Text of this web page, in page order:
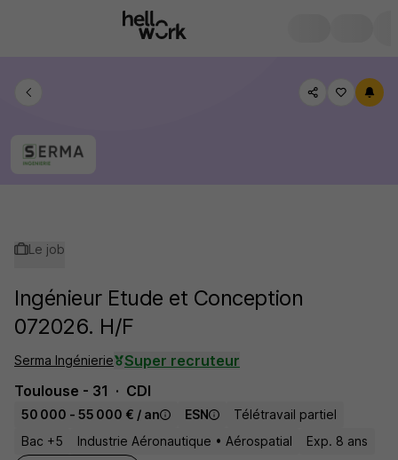
Le job
Ingénieur Etude et Conception
072026. H/F
Serma Ingénierie
Super recruteur
Toulouse - 31
CDI
50 000 - 55 000 € / an ESN
Télétravail partiel
Bac +5
Industrie Aéronautique • Aérospatial
Exp. 8 ans